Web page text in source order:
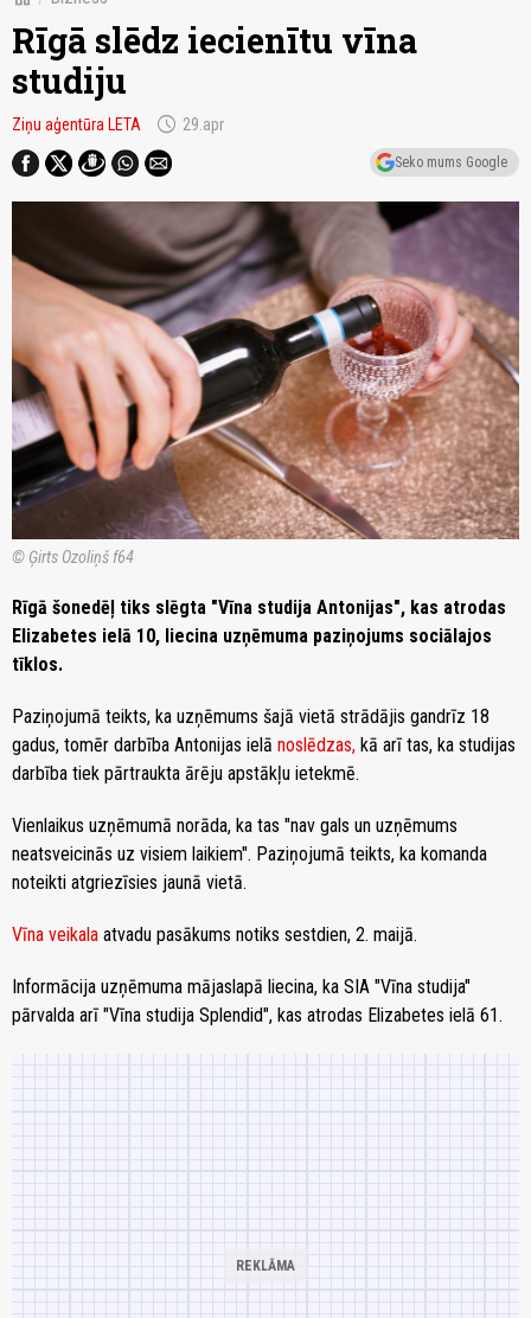
Rīgā slēdz iecienītu vīna
studiju
Ziņu aģentūra LETA schedule 29.apr
Seko mums Google
© Ģirts Ozoliņš f64
Rīgā šonedēļ tiks slēgta "Vīna studija Antonijas", kas atrodas
Elizabetes ielā 10, liecina uzņēmuma paziņojums sociālajos
tīklos.
Paziņojumā teikts, ka uzņēmums šajā vietā strādājis gandrīz 18
gadus, tomēr darbība Antonijas ielā noslēdzas, kā arī tas, ka studijas
darbība tiek pārtraukta ārēju apstākļu ietekmē.
Vienlaikus uzņēmumā norāda, ka tas "nav gals un uzņēmums
neatsveicinās uz visiem laikiem". Paziņojumā teikts, ka komanda
noteikti atgriezīsies jaunā vietā.
Vīna veikala atvadu pasākums notiks sestdien, 2. maijā.
Informācija uzņēmuma mājaslapā liecina, ka SIA "Vīna studija"
pārvalda arī "Vīna studija Splendid", kas atrodas Elizabetes ielā 61.